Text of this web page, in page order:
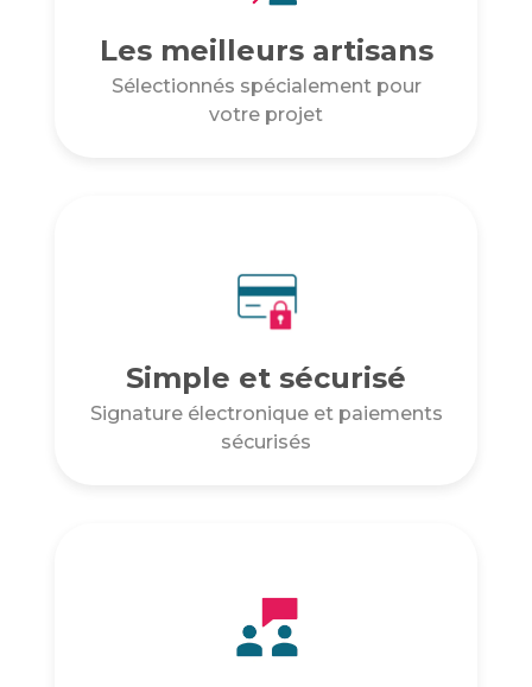
Les meilleurs artisans
Sélectionnés spécialement pour
votre projet
Simple et sécurisé
Signature électronique et paiements
sécurisés